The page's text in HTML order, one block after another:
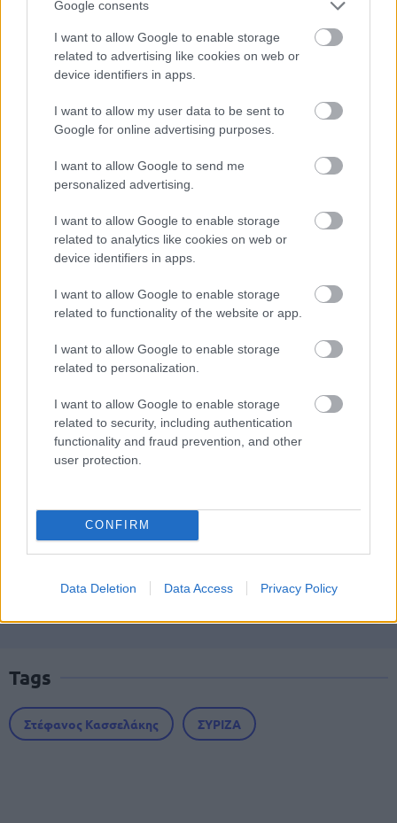
Google consents
I want to allow Google to enable storage
related to advertising like cookies on web or
device identifiers in apps.
I want to allow my user data to be sent to
Google for online advertising purposes.
I want to allow Google to send me
personalized advertising.
I want to allow Google to enable storage
related to analytics like cookies on web or
device identifiers in apps.
I want to allow Google to enable storage
related to functionality of the website or app.
I want to allow Google to enable storage
related to personalization.
I want to allow Google to enable storage
related to security, including authentication
functionality and fraud prevention, and other
user protection.
CONFIRM
Data Deletion Data Access Privacy Policy
Δημοφιλείς Ειδήσεις
ΟΠΕΚΑ: Μηνιαίο επίδομα έως 210
ευρώ - Πώς θα τα πάρετε
Προσωπικός Βοηθός: Ανοίγουν οι
αιτήσεις στις 24 Αυγούστου – Τι
αλλάζει στο πρόγραμμα
Σωφρονιστικά καταστήματα: 416
προσλήψεις χωρίς πτυχίο - Πού κάνετε
αίτηση
Νέος «Κηφισός» 40 χιλιομέτρων: Ο
δρόμος που φιλοδοξεί να λύσει το
κυκλοφοριακό στην Αθήνα
Tags
Στέφανος Κασσελάκης ΣΥΡΙΖΑ